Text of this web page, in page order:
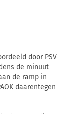
door PSV
de minuut
de ramp in
daarentegen